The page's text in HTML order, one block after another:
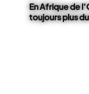
En Afrique de
toujours plus